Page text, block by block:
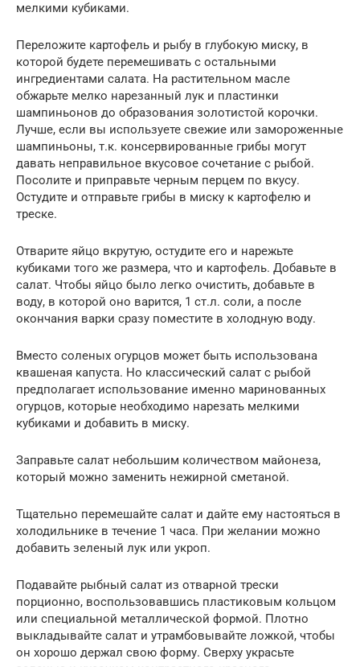
мелкими кубиками.
Переложите картофель и рыбу в глубокую миску, в
которой будете перемешивать с остальными
ингредиентами салата. На растительном масле
обжарьте мелко нарезанный лук и пластинки
шампиньонов до образования золотистой корочки.
Лучше, если вы используете свежие или замороженные
шампиньоны, т.к. консервированные грибы могут
давать неправильное вкусовое сочетание с рыбой.
Посолите и приправьте черным перцем по вкусу.
Остудите и отправьте грибы в миску к картофелю и
треске.
Отварите яйцо вкрутую, остудите его и нарежьте
кубиками того же размера, что и картофель. Добавьте в
салат. Чтобы яйцо было легко очистить, добавьте в
воду, в которой оно варится, 1 ст.л. соли, а после
окончания варки сразу поместите в холодную воду.
Вместо соленых огурцов может быть использована
квашеная капуста. Но классический салат с рыбой
предполагает использование именно маринованных
огурцов, которые необходимо нарезать мелкими
кубиками и добавить в миску.
Заправьте салат небольшим количеством майонеза,
который можно заменить нежирной сметаной.
Тщательно перемешайте салат и дайте ему настояться в
холодильнике в течение 1 часа. При желании можно
добавить зеленый лук или укроп.
Подавайте рыбный салат из отварной трески
порционно, воспользовавшись пластиковым кольцом
или специальной металлической формой. Плотно
выкладывайте салат и утрамбовывайте ложкой, чтобы
он хорошо держал свою форму. Сверху украсьте